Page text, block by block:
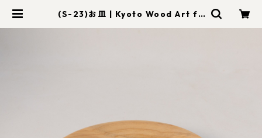
(S-23)お皿 | Kyoto Wood Art fo